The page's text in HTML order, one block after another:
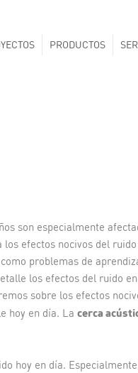
PRODUCTOS
son especialmente
efectos nocivos del ruido
problemas de
los efectos del ruido
sobre los efectos
hoy en día. La cerca
hoy en día.